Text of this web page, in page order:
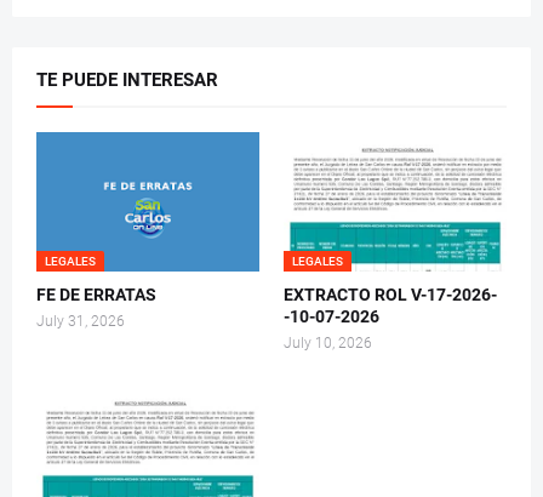
TE PUEDE INTERESAR
LEGALES
FE DE ERRATAS
July 31, 2026
LEGALES
EXTRACTO ROL V-17-2026-
-10-07-2026
July 10, 2026